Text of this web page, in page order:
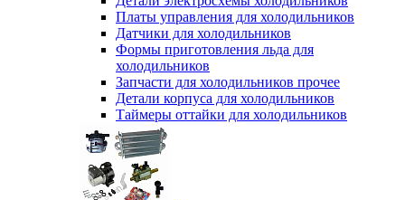
Платы управления для холодильников
Датчики для холодильников
Формы приготовления льда для
холодильников
Запчасти для холодильников прочее
Детали корпуса для холодильников
Таймеры оттайки для холодильников